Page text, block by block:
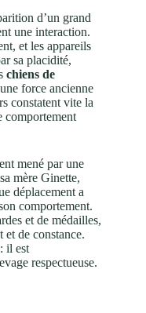
d’un grand
une interaction.
et les appareils
sa placidité,
chiens de
force ancienne
constatent vite la
comportement
mené par une
mère Ginette,
déplacement a
comportement.
et de médailles,
et de constance.
il est
respectueuse.